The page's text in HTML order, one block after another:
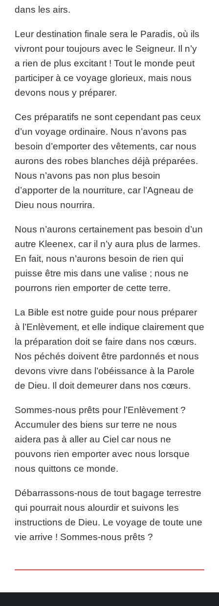
dans les airs.
Leur destination finale sera le Paradis, où ils
vivront pour toujours avec le Seigneur. Il n’y
a rien de plus excitant ! Tout le monde peut
participer à ce voyage glorieux, mais nous
devons nous y préparer.
Ces préparatifs ne sont cependant pas ceux
d’un voyage ordinaire. Nous n’avons pas
besoin d’emporter des vêtements, car nous
aurons des robes blanches déjà préparées.
Nous n’avons pas non plus besoin
d’apporter de la nourriture, car l’Agneau de
Dieu nous nourrira.
Nous n’aurons certainement pas besoin d’un
autre Kleenex, car il n’y aura plus de larmes.
En fait, nous n’aurons besoin de rien qui
puisse être mis dans une valise ; nous ne
pourrons rien emporter de cette terre.
La Bible est notre guide pour nous préparer
à l’Enlèvement, et elle indique clairement que
la préparation doit se faire dans nos cœurs.
Nos péchés doivent être pardonnés et nous
devons vivre dans l’obéissance à la Parole
de Dieu. Il doit demeurer dans nos cœurs.
Sommes-nous prêts pour l’Enlèvement ?
Accumuler des biens sur terre ne nous
aidera pas à aller au Ciel car nous ne
pouvons rien emporter avec nous lorsque
nous quittons ce monde.
Débarrassons-nous de tout bagage terrestre
qui pourrait nous alourdir et suivons les
instructions de Dieu. Le voyage de toute une
vie arrive ! Sommes-nous prêts ?